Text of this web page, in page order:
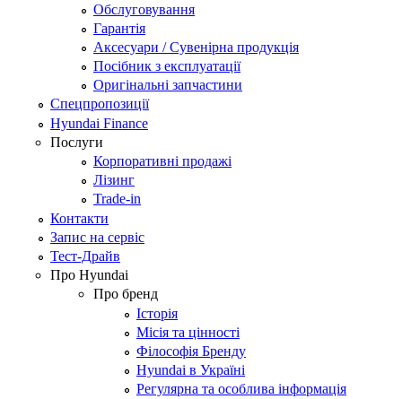
Обслуговування
Гарантія
Аксесуари / Сувенірна продукція
Посібник з експлуатації
Оригінальні запчастини
Спецпропозиції
Hyundai Finance
Послуги
Корпоративні продажі
Лізинг
Trade-in
Контакти
Запис на сервіс
Тест-Драйв
Про Hyundai
Про бренд
Історія
Місія та цінності
Філософія Бренду
Hyundai в Україні
Регулярна та особлива інформація